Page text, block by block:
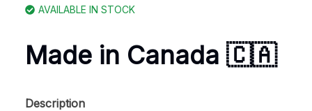
AVAILABLE IN STOCK
Made in Canada 🇨🇦
Description